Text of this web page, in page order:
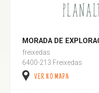
MORADA DE
freixedas
6400-213 Freixedas
VER NO MAPA